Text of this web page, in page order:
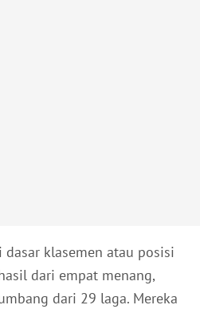
dasar klasemen atau posisi
dari empat menang,
dari 29 laga. Mereka